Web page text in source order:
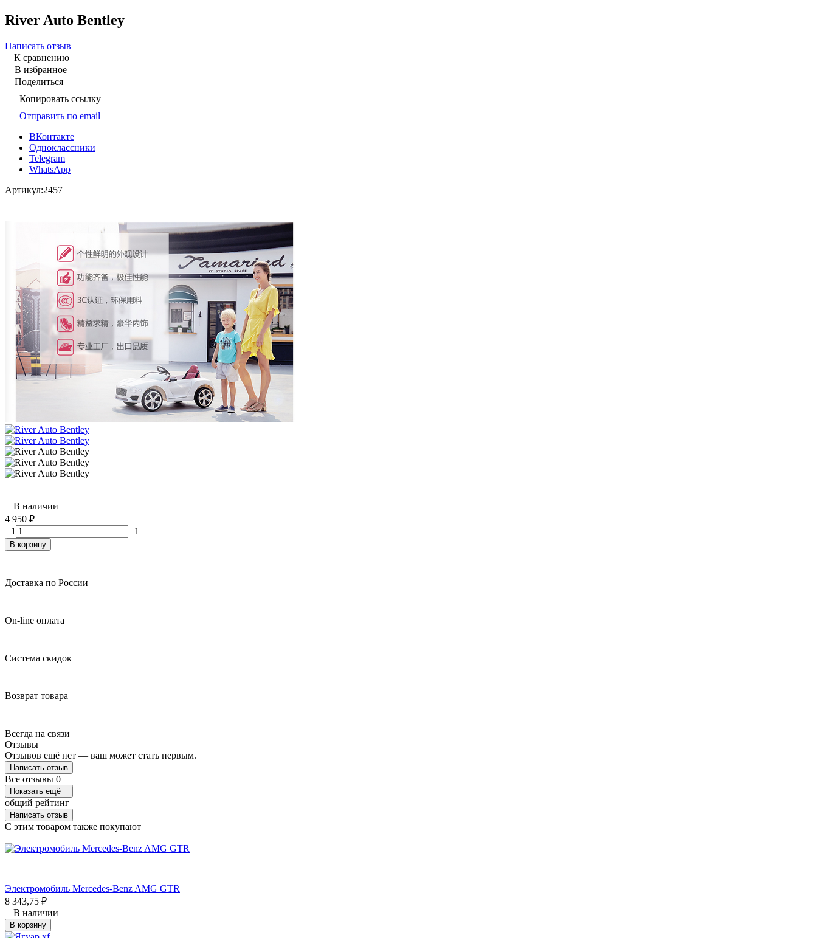
River Auto Bentley
Написать отзыв
К сравнению
В избранное
Поделиться
Копировать ссылку
Отправить по email
ВКонтакте
Одноклассники
Telegram
WhatsApp
Артикул:2457
В наличии
4 950 ₽
1
1
В корзину
Доставка по России
On-line оплата
Система скидок
Возврат товара
Всегда на связи
Отзывы
Отзывов ещё нет — ваш может стать первым.
Написать отзыв
Все отзывы 0
Показать ещё
общий рейтинг
Написать отзыв
C этим товаром также покупают
Электромобиль Mercedes-Benz AMG GTR
8 343,75 ₽
В наличии
В корзину